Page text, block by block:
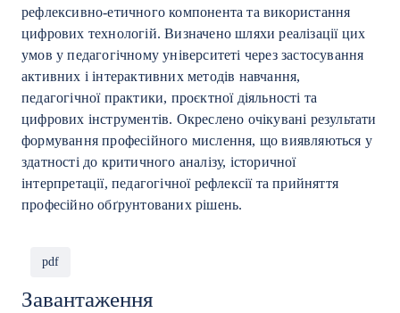
рефлексивно-етичного компонента та використання
цифрових технологій. Визначено шляхи реалізації цих
умов у педагогічному університеті через застосування
активних і інтерактивних методів навчання,
педагогічної практики, проєктної діяльності та
цифрових інструментів. Окреслено очікувані результати
формування професійного мислення, що виявляються у
здатності до критичного аналізу, історичної
інтерпретації, педагогічної рефлексії та прийняття
професійно обґрунтованих рішень.
pdf
Завантаження